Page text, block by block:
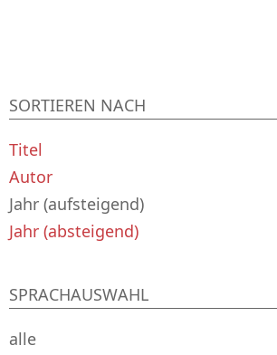
SORTIEREN NACH
Titel
Autor
Jahr (aufsteigend)
Jahr (absteigend)
SPRACHAUSWAHL
alle